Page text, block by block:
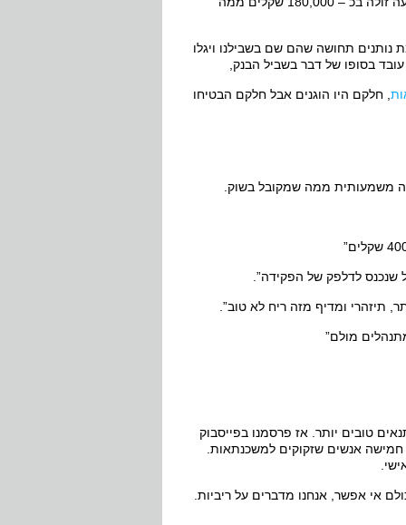
נותנים תחושה שהם שם בשבילנו ויגלו
עובד בסופו של דבר בשביל הבנק,
, חלקם היו הוגנים אבל חלקם הבטיחו
משמעותית ממה שמקובל בשוק.
שנכנס לדלפק של הפקידה”.
תיזהרי ומדיף מזה ריח לא טוב”.
מולם”
טובים יותר. אז פרסמנו בפייסבוק
אנשים שזקוקים למשכנתאות.
אי אפשר, אנחנו מדברים על ריביות.